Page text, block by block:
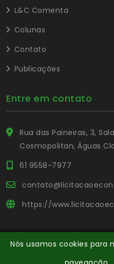
L&C Comenta
Colunas
Contato
Publicações
Entre em contato
Rua das Paineiras, 3,
Cosmopolitan, Águas
61 9558-7977
https://
© Copyright Portal L&C.
Nós usamos cookies para